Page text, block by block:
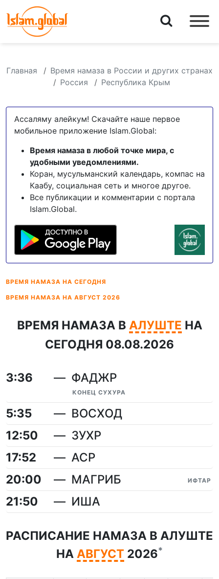
Главная
Время намаза в России и других странах
Россия
Республика Крым
Ассаляму алейкум! Скачайте наше первое
мобильное приложение Islam.Global:
Время намаза в любой точке мира, с
удобными уведомлениями.
Коран, мусульманский календарь, компас на
Каабу, социальная сеть и многое другое.
Все публикации и комментарии с портала
Islam.Global.
ВРЕМЯ НАМАЗА НА СЕГОДНЯ
ВРЕМЯ НАМАЗА НА АВГУСТ 2026
ВРЕМЯ НАМАЗА В АЛУШТЕ НА
СЕГОДНЯ 08.08.2026
3:36 ФАДЖР
КОНЕЦ СУХУРА
5:35
ВОСХОД
12:50
ЗУХР
17:52
АСР
20:00
МАГРИБ ИФТАР
21:50 ИША
РАСПИСАНИЕ НАМАЗА В АЛУШТЕ
НА АВГУСТ 2026*